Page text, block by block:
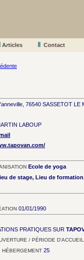
Articles
Contact
76540 SASSETOT LE
LABOUP
Ecole de yoga
de stage, Lieu de
01/01/1990
PRATIQUES SUR
/ PÉRIODE D’ACCUEIL
HÉBERGEMENT 25